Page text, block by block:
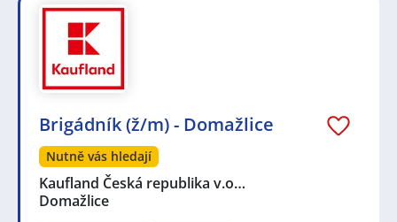
Brigádník (ž/m) - Domažlice
Nutně vás hledají
Kaufland Česká republika v.o…
Domažlice